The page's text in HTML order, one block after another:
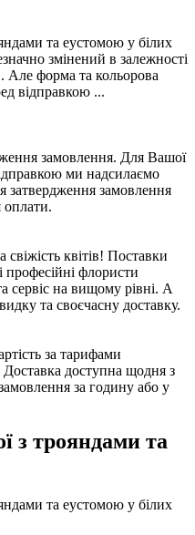
та еустомою у білих
змінений в залежності
Але форма та кольорова
відправкою ...
замовлення. Для Вашої
ми надсилаємо
затвердження замовлення
квітів! Поставки
флористи
сервіс на вищому рівні. А
та своєчасну доставку.
за тарифами
Доставка доступна щодня з
за годину або у
з трояндами та
та еустомою у білих